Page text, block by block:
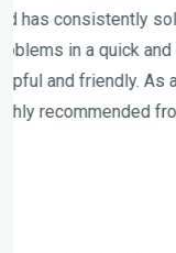
resourceful
servers and DB.